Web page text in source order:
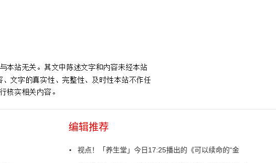
编辑推荐
视点！「养生堂」今日17:25播出的《可以续命的“金